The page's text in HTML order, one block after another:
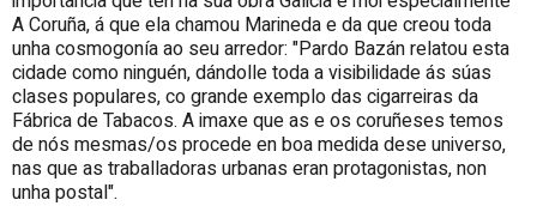
A Coruña, á que ela chamou Marineda e da que creou toda
unha cosmogonía ao seu arredor: "Pardo Bazán relatou esta
cidade como ninguén, dándolle toda a visibilidade ás súas
clases populares, co grande exemplo das cigarreiras da
Fábrica de Tabacos. A imaxe que as e os coruñeses temos
de nós mesmas/os procede en boa medida dese universo,
nas que as traballadoras urbanas eran protagonistas, non
unha postal".